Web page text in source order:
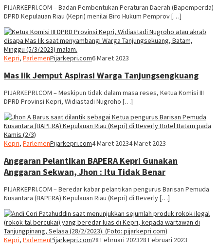
PIJARKEPRI.COM – Badan Pembentukan Peraturan Daerah (Bapemperda)
DPRD Kepulauan Riau (Kepri) menilai Biro Hukum Pemprov […]
Kepri, ParlemenPijarkepri.com6 Maret 2023
Mas Iik Jemput Aspirasi Warga Tanjungsengkuang
PIJARKEPRI.COM – Meskipun tidak dalam masa reses, Ketua Komisi III
DPRD Provinsi Kepri, Widiastadi Nugroho […]
Kepri, ParlemenPijarkepri.com4 Maret 20234 Maret 2023
Anggaran Pelantikan BAPERA Kepri Gunakan
Anggaran Sekwan, Jhon : Itu Tidak Benar
PIJARKEPRI.COM – Beredar kabar pelantikan pengurus Barisan Pemuda
Nusantara (BAPERA) Kepulauan Riau (Kepri) di Beverly […]
Kepri, ParlemenPijarkepri.com28 Februari 202328 Februari 2023